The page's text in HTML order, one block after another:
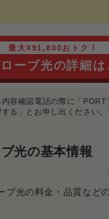
最大¥91,800おトク！
ローブ光の詳細は
容確認電話の際に「PORT
る」とお申し出ください。
光の基本情報
ブ光の料金・品質など